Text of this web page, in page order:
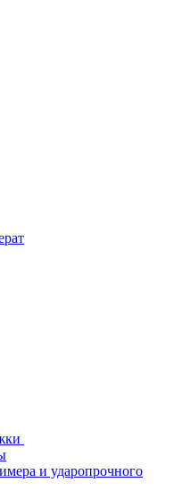
и ударопрочного